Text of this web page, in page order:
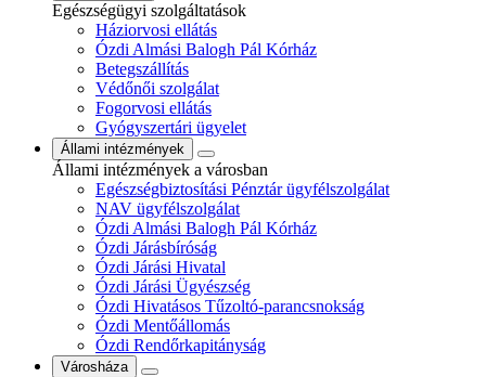
Egészségügyi szolgáltatások
Háziorvosi ellátás
Ózdi Almási Balogh Pál Kórház
Betegszállítás
Védőnői szolgálat
Fogorvosi ellátás
Gyógyszertári ügyelet
Állami intézmények
Állami intézmények a városban
Egészségbiztosítási Pénztár ügyfélszolgálat
NAV ügyfélszolgálat
Ózdi Almási Balogh Pál Kórház
Ózdi Járásbíróság
Ózdi Járási Hivatal
Ózdi Járási Ügyészség
Ózdi Hivatásos Tűzoltó-parancsnokság
Ózdi Mentőállomás
Ózdi Rendőrkapitányság
Városháza